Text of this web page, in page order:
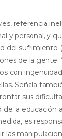
referencia
y personal, y
del sufrimiento
de la gente.
con
Señala
sus
la educación
es
las